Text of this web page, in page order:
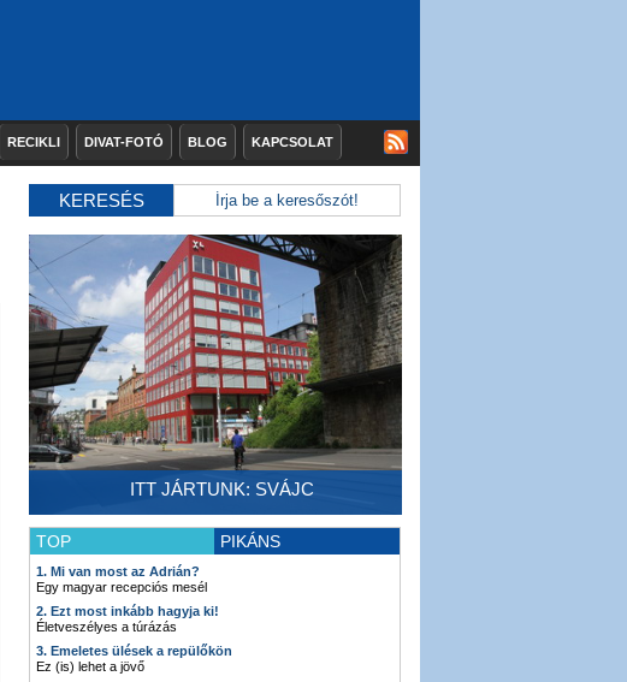
RECIKLI DIVAT-FOTÓ BLOG KAPCSOLAT
KERESÉS
ITT JÁRTUNK: SVÁJC
TOP PIKÁNS
1. Mi van most az Adrián?
Egy magyar recepciós mesél
2. Ezt most inkább hagyja ki!
Életveszélyes a túrázás
3. Emeletes ülések a repülőkön
Ez (is) lehet a jövő